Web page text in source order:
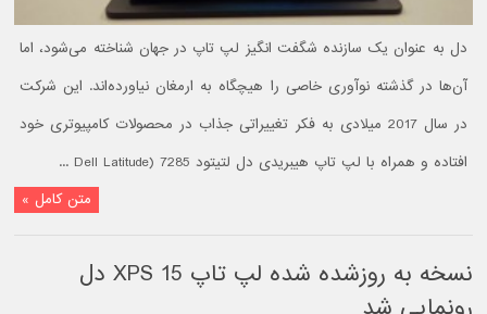
دل به عنوان یک سازنده شگفت انگیز لپ تاپ در جهان شناخته می‌شود، اما
آن‌ها در گذشته نوآوری خاصی را هیچگاه به ارمغان نیاورده‌اند. این شرکت
در سال 2017 میلادی به فکر تغییراتی جذاب در محصولات کامپیوتری خود
افتاده و همراه با لپ تاپ هیبریدی دل لتیتود 7285 (Dell Latitude ...
متن کامل »
نسخه به روزشده شده لپ تاپ XPS 15 دل